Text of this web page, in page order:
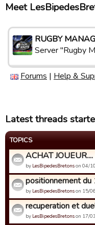
Meet
RUGBY
Server "Rugby
Forums | Help &
Latest threads
TOPICS
ACHAT
by LesBipedesBretonson 04/
positionnement du
by LesBipedesBretonson 15/
recuperation et
by LesBipedesBretonson 17/